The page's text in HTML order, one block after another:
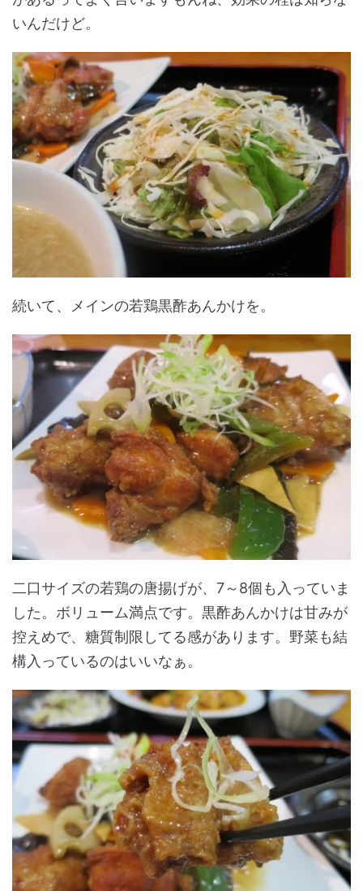
いんだけど。
続いて、メインの若鶏黒酢あんかけを。
二口サイズの若鶏の唐揚げが、7～8個も入っていま
した。ボリューム満点です。黒酢あんかけは甘みが
控えめで、糖質制限してる感があります。野菜も結
構入っているのはいいなぁ。